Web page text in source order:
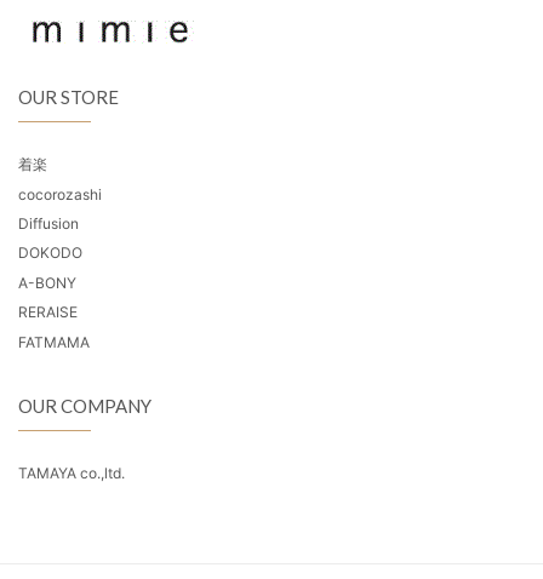
OUR STORE
着楽
cocorozashi
Diffusion
DOKODO
A-BONY
RERAISE
FATMAMA
OUR COMPANY
TAMAYA co.,ltd.